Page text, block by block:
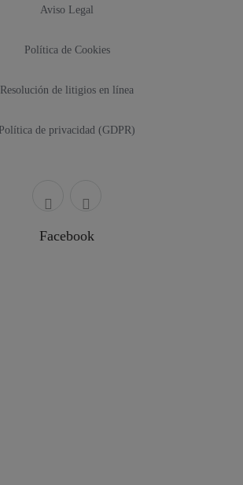
Aviso Legal
Política de Cookies
Resolución de litigios en línea
Política de privacidad (GDPR)
Facebook